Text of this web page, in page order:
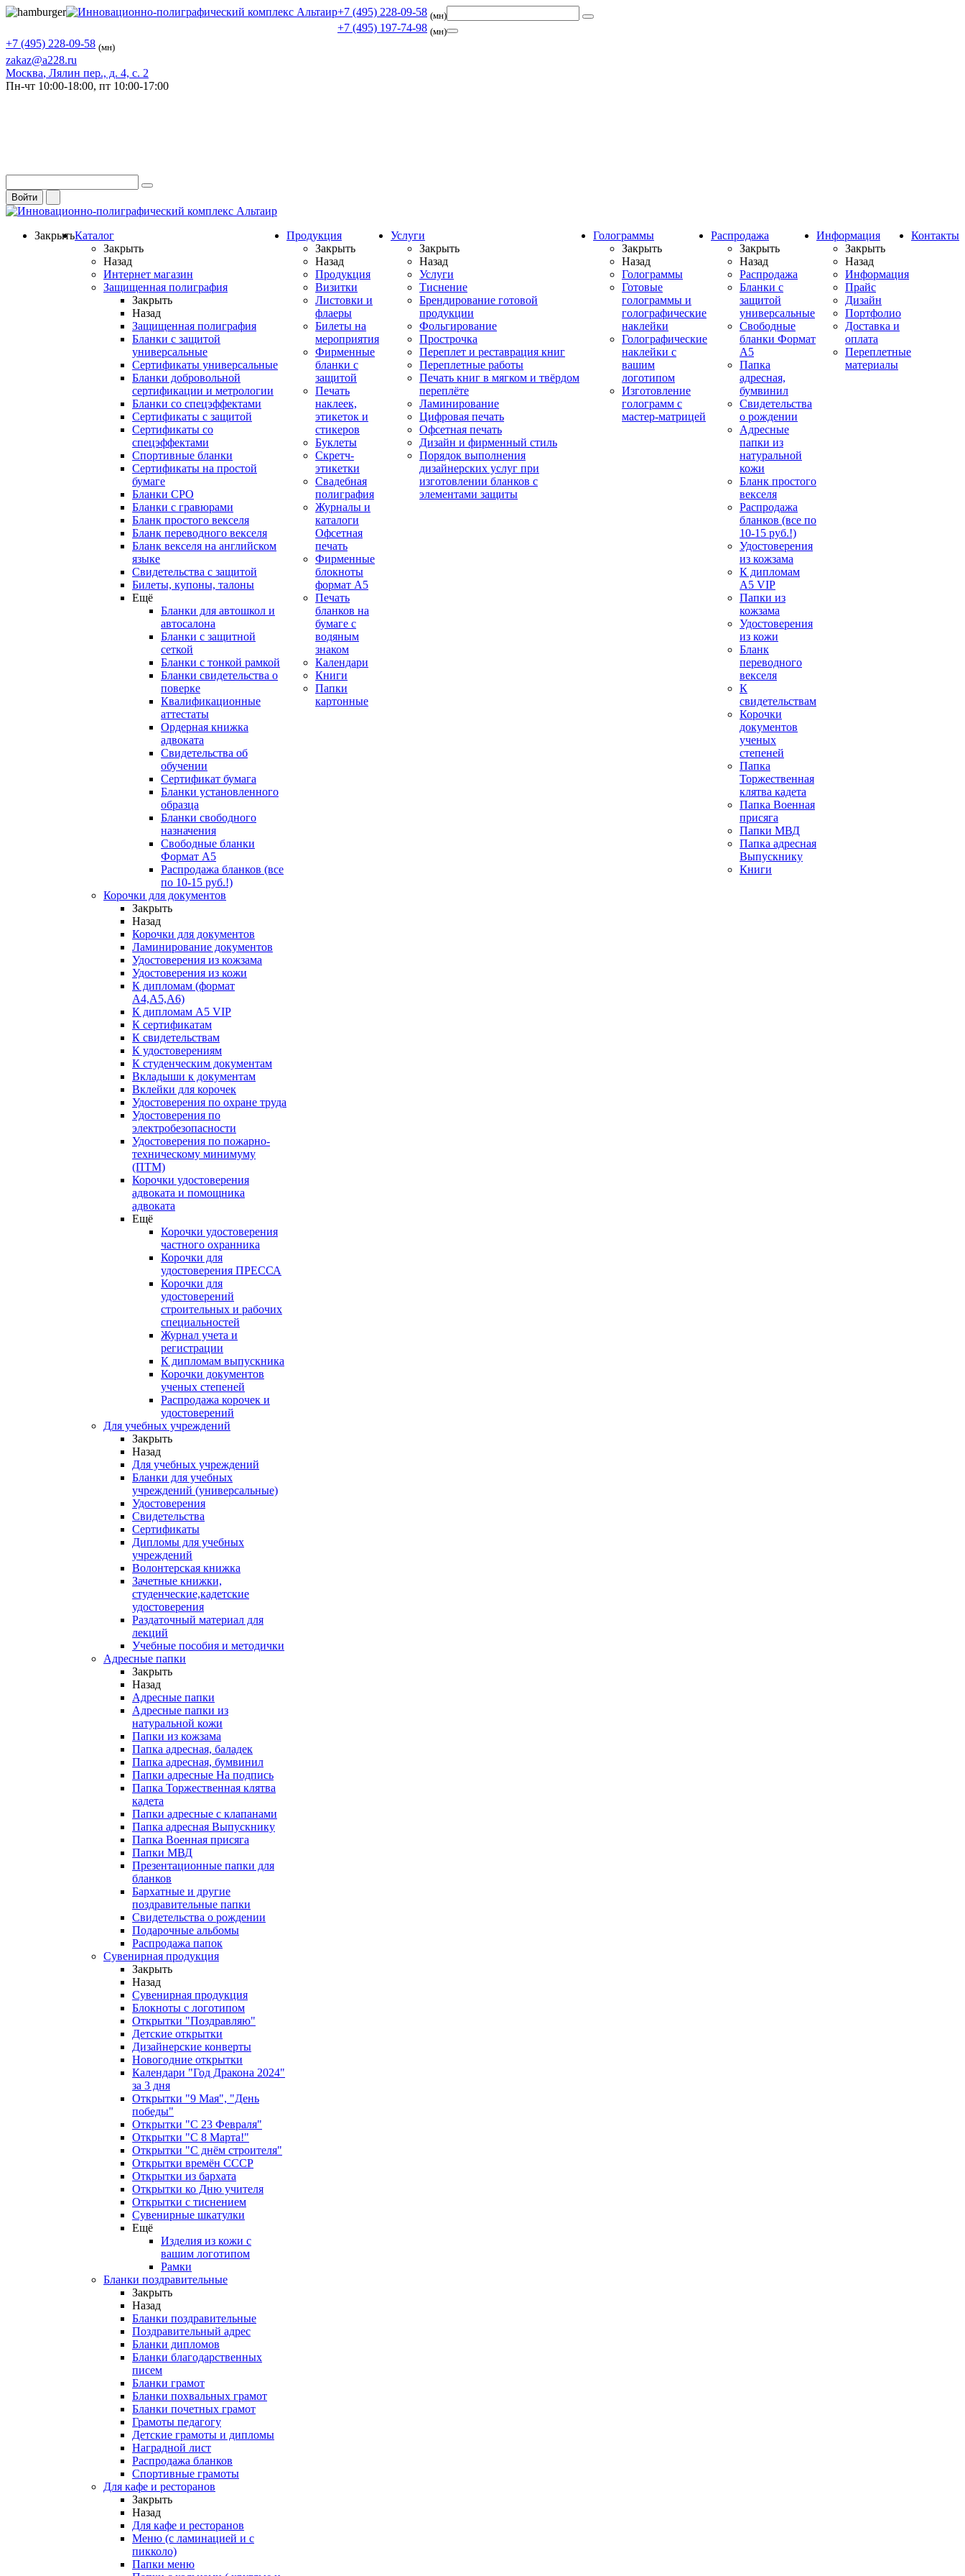
+7 (495) 228-09-58 (мн)
+7 (495) 197-74-98 (мн)
+7 (495) 228-09-58 (мн)
zakaz@a228.ru
Москва, Лялин пер., д. 4, с. 2
Пн-чт 10:00-18:00, пт 10:00-17:00
Войти
ЗакрытьКаталог
Закрыть
Назад
Интернет магазин
Защищенная полиграфия
Закрыть
Назад
Защищенная полиграфия
Бланки с защитой
универсальные
Сертификаты универсальные
Бланки добровольной
сертификации и метрологии
Бланки со спецэффектами
Сертификаты с защитой
Сертификаты со
спецэффектами
Спортивные бланки
Cертификаты на простой
бумаге
Бланки СРО
Бланки с гравюрами
Бланк простого векселя
Бланк переводного векселя
Бланк векселя на английском
языке
Свидетельства с защитой
Билеты, купоны, талоны
Ещё
Бланки для автошкол и
автосалона
Бланки с защитной
сеткой
Бланки с тонкой рамкой
Бланки свидетельства о
поверке
Квалификационные
аттестаты
Ордерная книжка
адвоката
Свидетельства об
обучении
Сертификат бумага
Бланки установленного
образца
Бланки свободного
назначения
Свободные бланки
Формат А5
Распродажа бланков (все
по 10-15 руб.!)
Корочки для документов
Закрыть
Назад
Корочки для документов
Ламинирование документов
Удостоверения из кожзама
Удостоверения из кожи
К дипломам (формат
А4,А5,А6)
К дипломам А5 VIP
К сертификатам
К свидетельствам
К удостоверениям
К студенческим документам
Вкладыши к документам
Вклейки для корочек
Удостоверения по охране труда
Удостоверения по
электробезопасности
Удостоверения по пожарно-
техническому минимуму
(ПТМ)
Корочки удостоверения
адвоката и помощника
адвоката
Ещё
Корочки удостоверения
частного охранника
Корочки для
удостоверения ПРЕССА
Корочки для
удостоверений
строительных и рабочих
специальностей
Журнал учета и
регистрации
К дипломам выпускника
Корочки документов
ученых степеней
Распродажа корочек и
удостоверений
Для учебных учреждений
Закрыть
Назад
Для учебных учреждений
Бланки для учебных
учреждений (универсальные)
Удостоверения
Свидетельства
Сертификаты
Дипломы для учебных
учреждений
Волонтерская книжка
Зачетные книжки,
студенческие,кадетские
удостоверения
Раздаточный материал для
лекций
Учебные пособия и методички
Адресные папки
Закрыть
Назад
Адресные папки
Адресные папки из
натуральной кожи
Папки из кожзама
Папка адресная, баладек
Папка адресная, бумвинил
Папки адресные На подпись
Папка Торжественная клятва
кадета
Папки адресные с клапанами
Папка адресная Выпускнику
Папка Военная присяга
Папки МВД
Презентационные папки для
бланков
Бархатные и другие
поздравительные папки
Свидетельства о рождении
Подарочные альбомы
Распродажа папок
Сувенирная продукция
Закрыть
Назад
Сувенирная продукция
Блокноты с логотипом
Открытки "Поздравляю"
Детские открытки
Дизайнерские конверты
Новогодние открытки
Календари "Год Дракона 2024"
за 3 дня
Открытки "9 Мая", "День
победы"
Открытки "С 23 Февраля"
Открытки "С 8 Марта!"
Открытки "С днём строителя"
Открытки времён СССР
Открытки из бархата
Открытки ко Дню учителя
Открытки с тиснением
Сувенирные шкатулки
Ещё
Изделия из кожи с
вашим логотипом
Рамки
Бланки поздравительные
Закрыть
Назад
Бланки поздравительные
Поздравительный адрес
Бланки дипломов
Бланки благодарственных
писем
Бланки грамот
Бланки похвальных грамот
Бланки почетных грамот
Грамоты педагогу
Детские грамоты и дипломы
Наградной лист
Распродажа бланков
Спортивные грамоты
Для кафе и ресторанов
Закрыть
Назад
Для кафе и ресторанов
Меню (с ламинацией и с
пикколо)
Папки меню
Продукция
Закрыть
Назад
Продукция
Визитки
Листовки и
флаеры
Билеты на
мероприятия
Фирменные
бланки с
защитой
Печать
наклеек,
этикеток и
стикеров
Буклеты
Скретч-
этикетки
Свадебная
полиграфия
Журналы и
каталоги
Офсетная
печать
Фирменные
блокноты
формат А5
Печать
бланков на
бумаге с
водяным
знаком
Календари
Книги
Папки
картонные
Услуги
Закрыть
Назад
Услуги
Тиснение
Брендирование готовой
продукции
Фольгирование
Прострочка
Переплет и реставрация книг
Переплетные работы
Печать книг в мягком и твёрдом
переплёте
Ламинирование
Цифровая печать
Офсетная печать
Дизайн и фирменный стиль
Порядок выполнения
дизайнерских услуг при
изготовлении бланков с
элементами защиты
Голограммы
Закрыть
Назад
Голограммы
Готовые
голограммы и
голографические
наклейки
Голографические
наклейки с
вашим
логотипом
Изготовление
голограмм с
мастер-матрицей
Распродажа
Закрыть
Назад
Распродажа
Бланки с
защитой
универсальные
Свободные
бланки Формат
А5
Папка
адресная,
бумвинил
Свидетельства
о рождении
Адресные
папки из
натуральной
кожи
Бланк простого
векселя
Распродажа
бланков (все по
10-15 руб.!)
Удостоверения
из кожзама
К дипломам
А5 VIP
Папки из
кожзама
Удостоверения
из кожи
Бланк
переводного
векселя
К
свидетельствам
Корочки
документов
ученых
степеней
Папка
Торжественная
клятва кадета
Папка Военная
присяга
Папки МВД
Папка адресная
Выпускнику
Книги
Информация
Закрыть
Назад
Информация
Прайс
Дизайн
Портфолио
Доставка и
оплата
Переплетные
материалы
Контакты